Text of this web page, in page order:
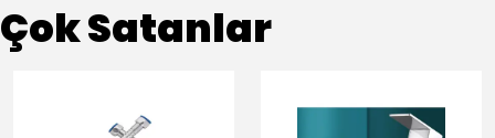
Çok Satanlar